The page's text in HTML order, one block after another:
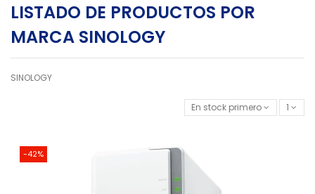
LISTADO DE PRODUCTOS POR
MARCA SINOLOGY
SINOLOGY
En stock primero 1
-42%